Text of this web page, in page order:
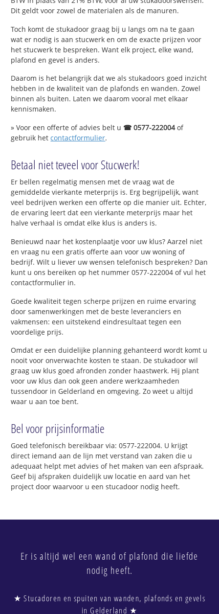
Dit geldt voor zowel de materialen als de manuren.
Toch komt de stukadoor graag bij u langs om na te gaan
wat er nodig is aan stucwerk en om de exacte prijzen voor
het stucwerk te bespreken. Want elk project, elke wand,
plafond en gevel is anders.
Daarom is het belangrijk dat we als stukadoors goed inzicht
hebben in de kwaliteit van de plafonds en wanden. Zowel
binnen als buiten. Laten we daarom vooral met elkaar
kennismaken.
» Voor een offerte of advies belt u ☎ 0577-222004of
gebruik hetcontactformulier.
Betaal niet teveel voor Stucwerk!
Er bellen regelmatig mensen met de vraag wat de
gemiddelde vierkante meterprijs is. Erg begrijpelijk, want
veel bedrijven werken een offerte op die manier uit. Echter,
de ervaring leert dat een vierkante meterprijs maar het
halve verhaal is omdat elke klus is anders is.
Benieuwd naar het kostenplaatje voor uw klus? Aarzel niet
en vraag nu een gratis offerte aan voor uw woning of
bedrijf. Wilt u liever uw wensen telefonisch bespreken? Dan
kunt u ons bereiken op het nummer 0577-222004 of vul het
contactformulier in.
Goede kwaliteit tegen scherpe prijzen en ruime ervaring
door samenwerkingen met de beste leveranciers en
vakmensen: een uitstekend eindresultaat tegen een
voordelige prijs.
Omdat er een duidelijke planning gehanteerd wordt komt u
nooit voor onverwachte kosten te staan. De stukadoor wil
graag uw klus goed afronden zonder haastwerk. Hij plant
voor uw klus dan ook geen andere werkzaamheden
tussendoor in Gelderland en omgeving. Zo weet u altijd
waar u aan toe bent.
Bel voor prijsinformatie
Goed telefonisch bereikbaar via: 0577-222004. U krijgt
direct iemand aan de lijn met verstand van zaken die u
adequaat helpt met advies of het maken van een afspraak.
Geef bij afspraken duidelijk uw locatie en aard van het
project door waarvoor u een stucadoor nodig heeft.
Er is altijd wel een wand of plafond die liefde
nodig heeft.
★ Stucadoren en spuiten van wanden, plafonds en gevels
in Gelderland ★